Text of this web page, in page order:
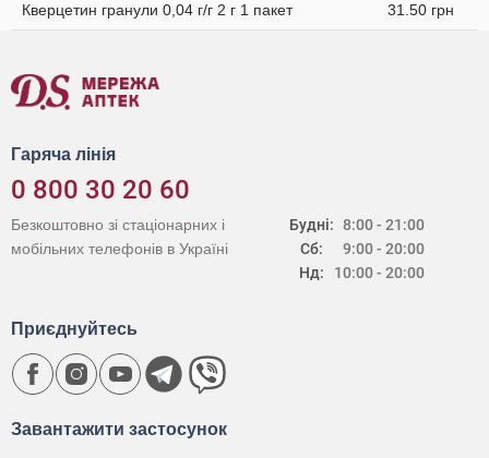
Кверцетин гранули 0,04 г/г 2 г 1 пакет 31.50 грн
Гаряча лінія
0 800 30 20 60
Будні:
Сб:
Нд:
8:00 - 21:00
9:00 - 20:00
10:00 - 20:00
Безкоштовно зі стаціонарних і
мобільних телефонів в Україні
Завантажити застосунок
Приєднуйтесь